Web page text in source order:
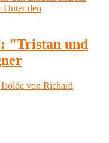
Unter den
"Tristan und